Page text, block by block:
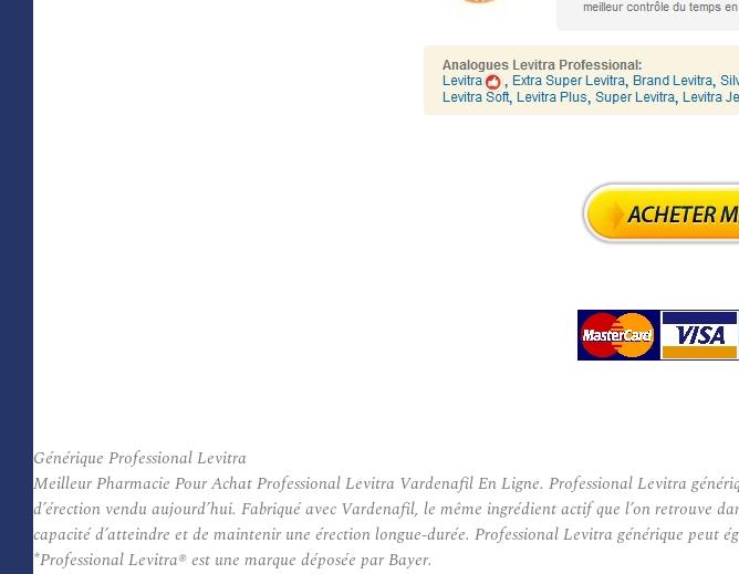
Générique Professional Levitra
Meilleur Pharmacie Pour Achat Professional Levitra Vardenafil En Ligne. Professional Levitra
d’érection vendu aujourd’hui. Fabriqué avec Vardenafil, le même ingrédient actif que l’on retrouve
capacité d’atteindre et de maintenir une érection longue-durée. Professional Levitra générique peut
*Professional Levitra® est une marque déposée par Bayer.